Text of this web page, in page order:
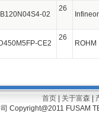
02
26
CE2
26
首页 关于富森
Copyright@2011 FUSAM